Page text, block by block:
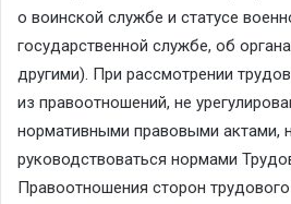
о воинской службе и статусе
государственной службе, об
другими). При рассмотрении
из правоотношений, не
нормативными правовыми актами,
руководствоваться нормами
Правоотношения сторон